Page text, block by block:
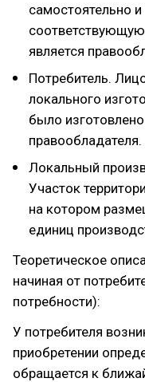
самостоятельно
является
Потребитель.
локального
было
правообладателя.
Локальный
Участок
на котором
единиц
Теоретическое
начиная от
потребности):
У потребителя
приобретении
обращается к